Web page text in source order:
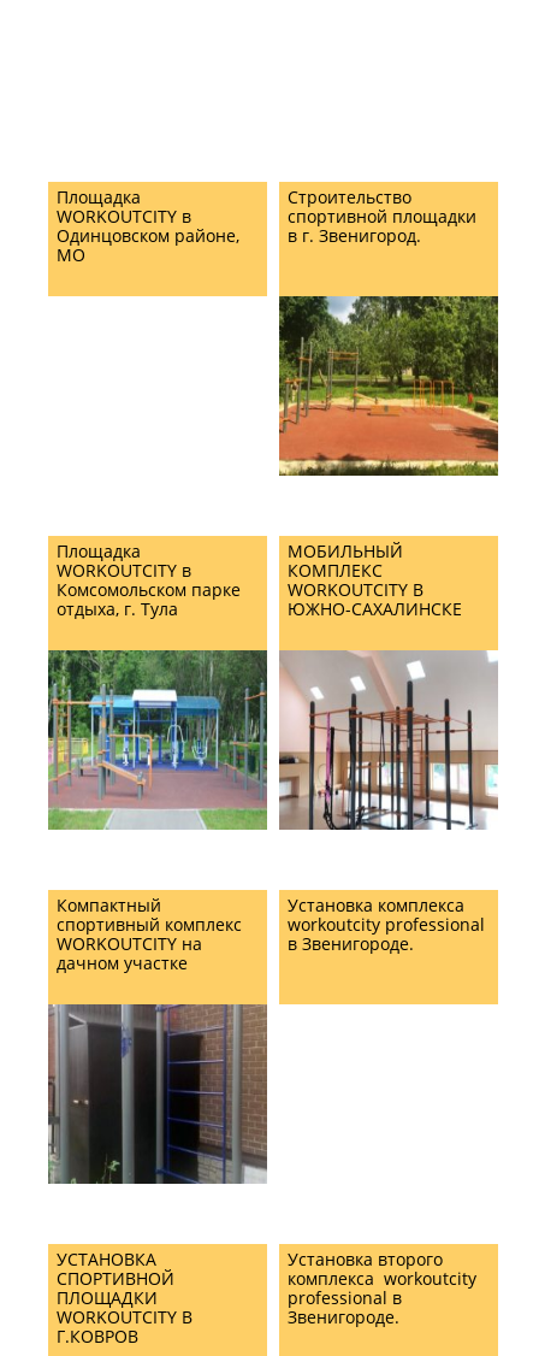
Площадка
WORKOUTCITY в
Одинцовском районе,
МО
Строительство
спортивной площадки
в г. Звенигород.
Площадка
WORKOUTCITY в
Комсомольском парке
отдыха, г. Тула
МОБИЛЬНЫЙ
КОМПЛЕКС
WORKOUTCITY В
ЮЖНО-САХАЛИНСКЕ
Компактный
спортивный комплекс
WORKOUTCITY на
дачном участке
Установка комплекса
workoutcity professional
в Звенигороде.
УСТАНОВКА
СПОРТИВНОЙ
ПЛОЩАДКИ
WORKOUTCITY В
Г.КОВРОВ
Установка второго
комплекса workoutcity
professional в
Звенигороде.